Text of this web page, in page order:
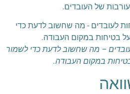
של העובדים.
– מה שחשוב לדעת כדי לשמור
במקום העבודה.